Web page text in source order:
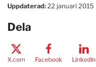
Uppdaterad: 22 januari 2015
Dela
X.com Facebook LinkedIn